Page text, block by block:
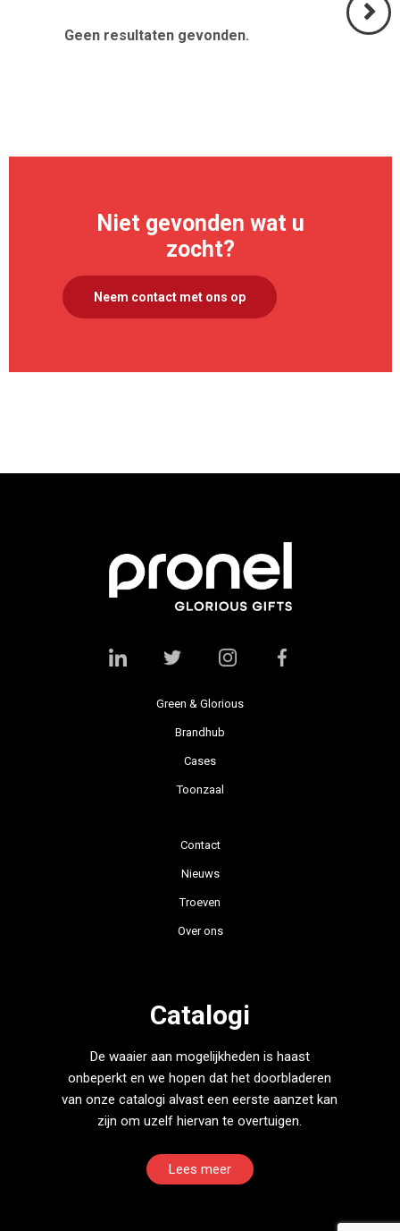
Geen resultaten gevonden.
Niet gevonden wat u
zocht?
Neem contact met ons op
Green & Glorious
Brandhub
Cases
Toonzaal
Contact
Nieuws
Troeven
Over ons
Catalogi
De waaier aan mogelijkheden is haast
onbeperkt en we hopen dat het doorbladeren
van onze catalogi alvast een eerste aanzet kan
zijn om uzelf hiervan te overtuigen.
Lees meer